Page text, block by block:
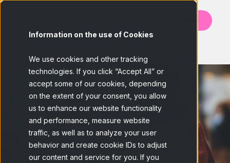
Information on the use of Cookies
We use cookies and other tracking
technologies. If you click “Accept All” or
accept some of our cookies, depending
on the extent of your consent, you allow
us to enhance our website functionality
and performance, measure website
traffic, as well as to analyze your user
behavior and create cookie IDs to adjust
our content and service for you. If you
Contáctanos